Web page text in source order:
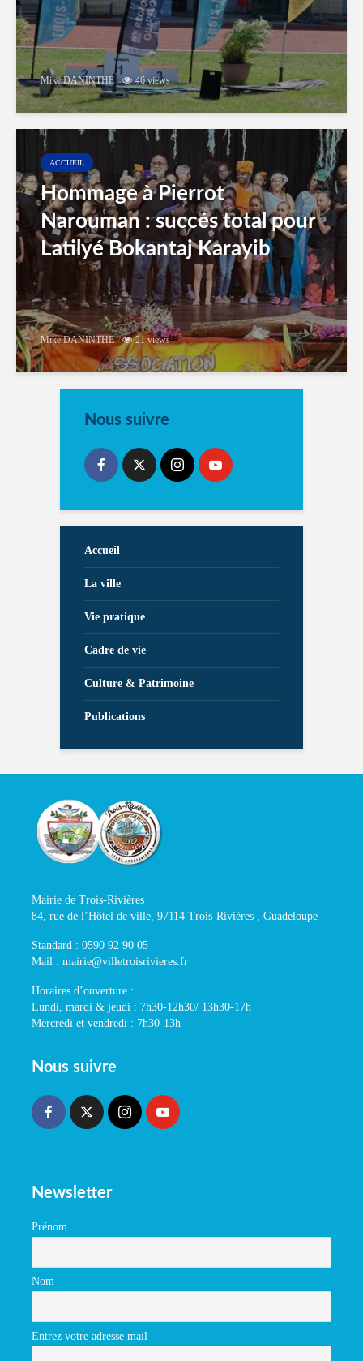
Mike DANINTHE 46 views
ACCUEIL
Hommage à Pierrot
Narouman : succés total pour
Latilyé Bokantaj Karayib
Mike DANINTHE 21 views
Nous suivre
Accueil
La ville
Vie pratique
Cadre de vie
Culture & Patrimoine
Publications
Mairie de Trois-Rivières
84, rue de l’Hôtel de ville, 97114 Trois-Rivières , Guadeloupe
Standard : 0590 92 90 05
Mail : mairie@villetroisrivieres.fr
Horaires d’ouverture :
Lundi, mardi & jeudi : 7h30-12h30/ 13h30-17h
Mercredi et vendredi : 7h30-13h
Nous suivre
Newsletter
Prénom
Nom
Entrez votre adresse mail